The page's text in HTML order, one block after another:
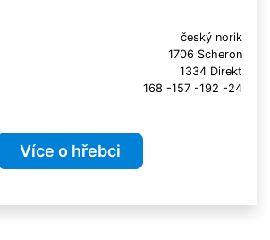
český norik
1706 Scheron
1334 Direkt
168 -157 -192 -24
Více o hřebci